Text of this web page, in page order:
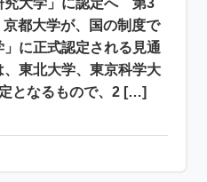
究大学」に認定へ 第3
都大学が、国の制度で
に正式認定される見通
東北大学、東京科学大
となるもので、2 […]